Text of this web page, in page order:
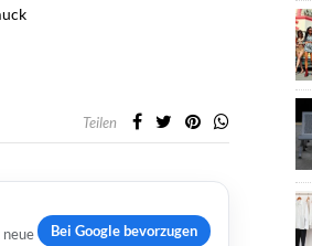
Teilen
Bei Google bevorzugen